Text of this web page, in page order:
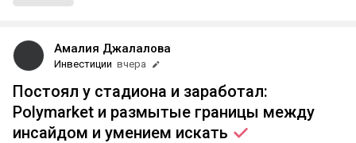
Амалия Джалалова
Инвестиции вчера
Постоял у стадиона и заработал:
Polymarket и размытые границы между
инсайдом и умением искать